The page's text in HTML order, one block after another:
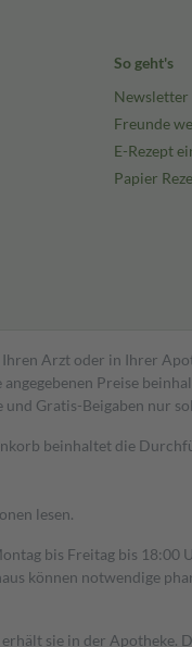
So geht's
Freunde
E-Rezept
Papier
Arzt oder in Ihrer
Preise
Gratis-Beigaben nur
beinhaltet die
lesen.
bis Freitag bis
können notwendige
sie in der